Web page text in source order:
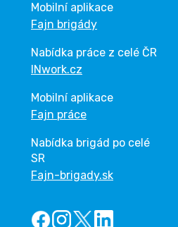
Mobilní aplikace
Fajn brigády
Nabídka práce z celé ČR
INwork.cz
Mobilní aplikace
Fajn práce
Nabídka brigád po celé
SR
Fajn-brigady.sk